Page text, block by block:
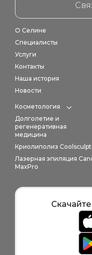
О Селине
Специалисты
Услуги
Контакты
Наша история
Новости
Косметология
Долголетие и
регенеративная
медицина
Криолиполиз
Лазерная эпиляция
MaxPro